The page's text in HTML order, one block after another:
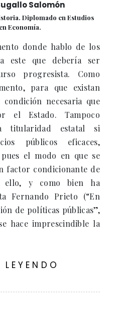
Salomón
Diplomado en Estudios
Economía.
donde hablo de los
este que debería ser
progresista. Como
para que existan
necesaria que
el Estado. Tampoco
titularidad estatal si
públicos eficaces,
el modo en que se
factor condicionante de
ello, y como bien ha
Fernando Prieto (“En
de políticas públicas”,
hace imprescindible la